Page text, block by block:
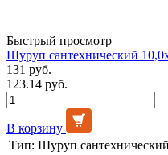
Быстрый просмотр
Шуруп сантехнический
131 руб.
123.14 руб.
В корзину
Тип: Шуруп сантехнический